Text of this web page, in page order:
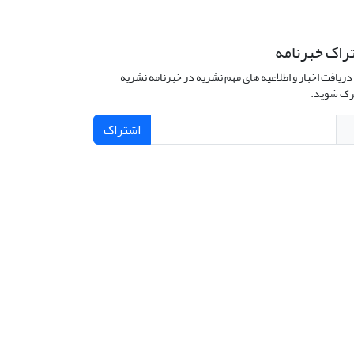
خبرنامه
اخبار و اطلاعیه های مهم نشریه در خبرنامه نشریه
شوید.
اشتراک